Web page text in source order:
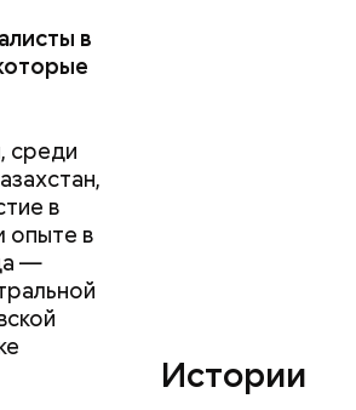
в
среди
в
опыте в
—
быть
Истории